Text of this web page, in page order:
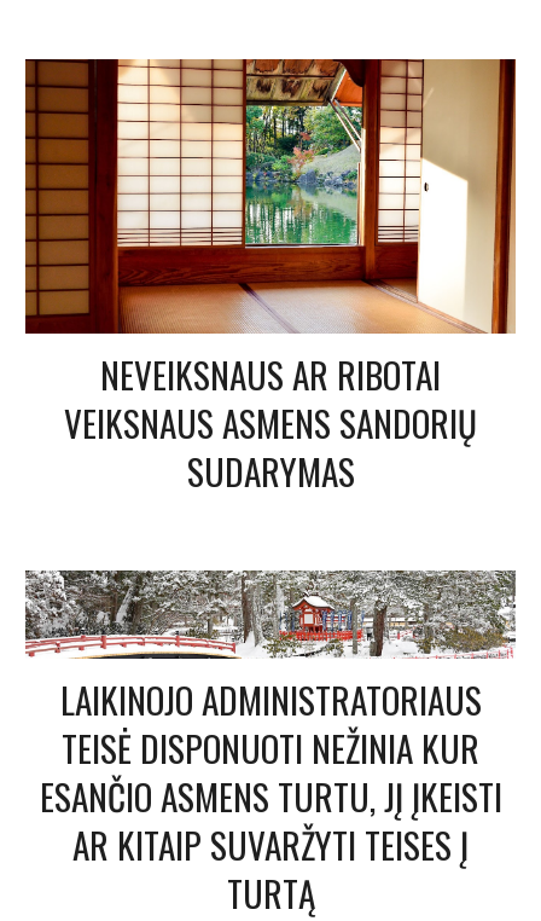
NEVEIKSNAUS AR RIBOTAI
VEIKSNAUS ASMENS SANDORIŲ
SUDARYMAS
LAIKINOJO ADMINISTRATORIAUS
TEISĖ DISPONUOTI NEŽINIA KUR
ESANČIO ASMENS TURTU, JĮ ĮKEISTI
AR KITAIP SUVARŽYTI TEISES Į
TURTĄ